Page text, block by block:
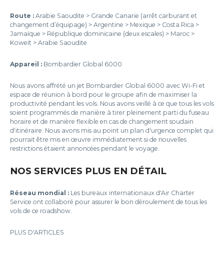
Route : Arabie Saoudite > Grande Canarie (arrêt carburant et
changement d’équipage) > Argentine > Mexique > Costa Rica >
Jamaïque > République dominicaine (deux escales) > Maroc >
Koweït > Arabie Saoudite
Appareil : Bombardier Global 6000
Nous avons affrété un jet Bombardier Global 6000 avec Wi-Fi et
espace de réunion à bord pour le groupe afin de maximiser la
productivité pendant les vols. Nous avons veillé à ce que tous les vols
soient programmés de manière à tirer pleinement parti du fuseau
horaire et de manière flexible en cas de changement soudain
d'itinéraire. Nous avons mis au point un plan d'urgence complet qui
pourrait être mis en œuvre immédiatement si de nouvelles
restrictions étaient annoncées pendant le voyage.
NOS SERVICES PLUS EN DÉTAIL
Réseau mondial : Les bureaux internationaux d'Air Charter
Service ont collaboré pour assurer le bon déroulement de tous les
vols de ce roadshow.
PLUS D'ARTICLES